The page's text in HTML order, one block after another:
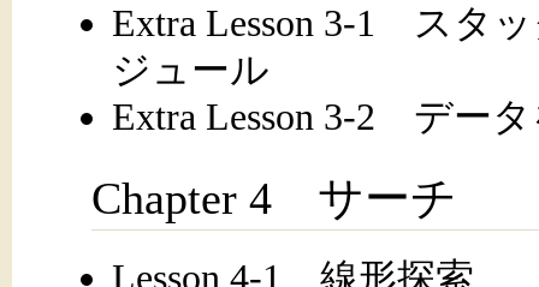
Extra Lesson 3-1 スタ
ジュール
Extra Lesson 3-2 デー
Chapter 4 サーチ
Lesson 4-1 線形探索